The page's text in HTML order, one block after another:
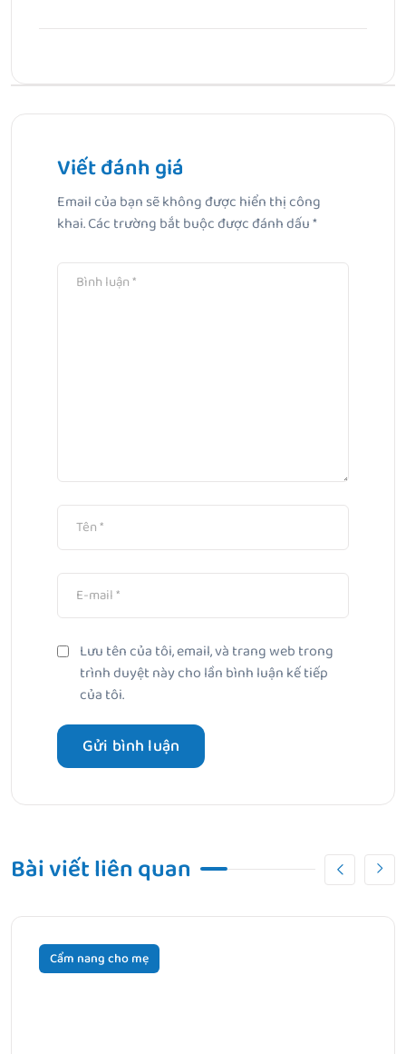
Top 5 kem đánh răng cho bé 2 tuổi và lưu ý ba mẹ cần
Bài Tiếp Theo
[Cập nhật 2025] 10 kem đánh răng cho bé 1 tuổi được mẹ
Viết đánh giá
Email của bạn sẽ không được hiển thị công
khai.Các trường bắt buộc được đánh dấu*
Lưu tên của tôi, email, và trang web trong
trình duyệt này cho lần bình luận kế tiếp
của tôi.
Bài viết liên quan
Cẩm nang cho mẹ